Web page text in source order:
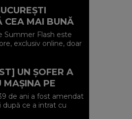
CEA MAI BUNĂ
MINUS 20%
DOAR PE 24
Summer Flash este
exclusiv online, doar
UN ȘOFER A
MAȘINA PE
ȘI A FOST
de ani a fost amendat
după ce a intrat cu